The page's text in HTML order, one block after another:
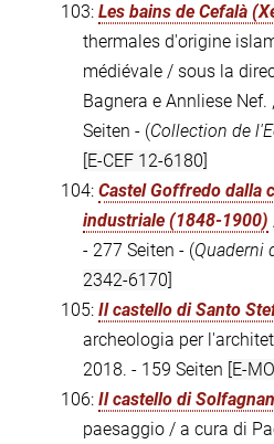
103: Les bains de Cefalà
thermales d'origine
médiévale / sous la
Bagnera e Annliese Nef.
Seiten - (Collection de
[E-CEF 12-6180]
104: Castel Goffredo dalla
industriale (1848-1900)
- 277 Seiten - (Quaderni
2342-6170]
105: Il castello di Santo
archeologia per
2018. - 159 Seiten [E-
106: Il castello di
paesaggio / a cura di